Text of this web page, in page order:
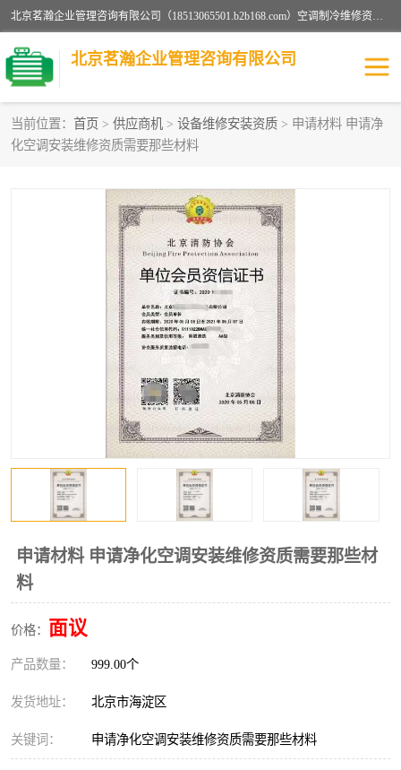
北京茗瀚企业管理咨询有限公司（18513065501.b2b168.com）空调制冷维修资质,油烟管道清洗资质,清洗行业资质公司秉承“顾客至上，锐意进缺的经营理念，我们提供高质量的产品，坚持“客户”的原则为广大客户提供贴心服务。如果你对公司的产品感兴趣，可以联系高经理，我们会用好的产品和服务让您满意。
北京茗瀚企业管理咨询有限公司
当前位置： 首页 > 供应商机 > 设备维修安装资质 > 申请材料 申请净
化空调安装维修资质需要那些材料
申请材料 申请净化空调安装维修资质需要那些材
料
价格： 面议
产品数量： 999.00个
发货地址： 北京市海淀区
关键词： 申请净化空调安装维修资质需要那些材料
烟道清洗资质
认证服务
防爆电气维修安装资质 空调制冷维修安装资质
矿用设备检修资质